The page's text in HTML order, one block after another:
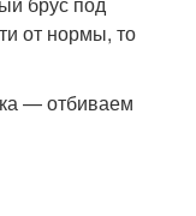
от нормы, то
— отбиваем